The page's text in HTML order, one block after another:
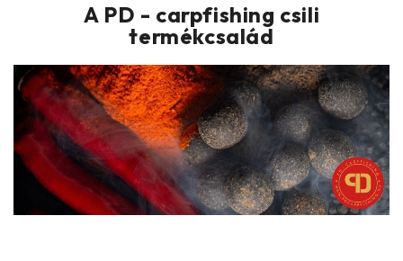
A PD - carpfishing csili
termékcsalád